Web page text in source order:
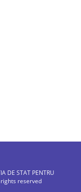
DE STAT PENTRU
rights reserved